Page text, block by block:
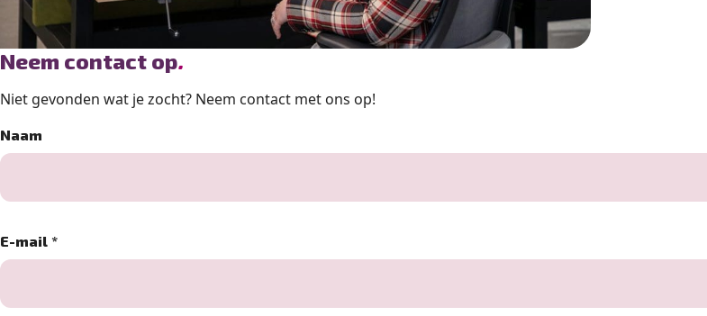
Neem contact op.
Niet gevonden wat je zocht? Neem contact met ons op!
Naam
E-mail *